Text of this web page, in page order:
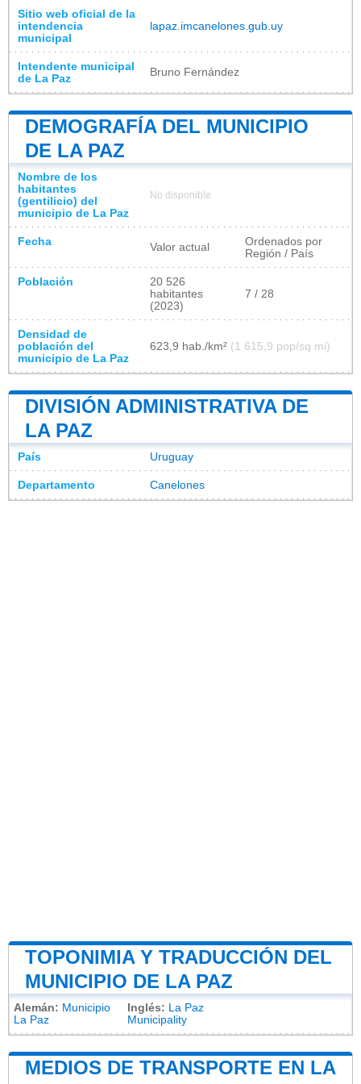
Sitio web oficial de la
intendencia
municipal
lapaz.imcanelones.gub.uy
Intendente municipal
de La Paz
Bruno Fernández
DEMOGRAFÍA DEL MUNICIPIO
DE LA PAZ
Nombre de los
habitantes
(gentilicio) del
municipio de La Paz
No disponible
Fecha Valor actual
Ordenados por
Región / País
Población
20 526
habitantes
(2023)
7 / 28
Densidad de
población del
municipio de La Paz
623,9 hab./km² (1 615,9 pop/sq mi)
DIVISIÓN ADMINISTRATIVA DE
LA PAZ
País Uruguay
Departamento Canelones
TOPONIMIA Y TRADUCCIÓN DEL
MUNICIPIO DE LA PAZ
Alemán: Municipio
La Paz
Inglés: La Paz
Municipality
MEDIOS DE TRANSPORTE EN LA